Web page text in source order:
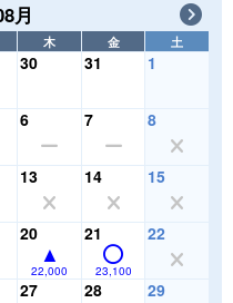
月
木 金 土
30 31 1
6 7 8
13 14 15
20
22,000
21
23,100
22
27 28 29